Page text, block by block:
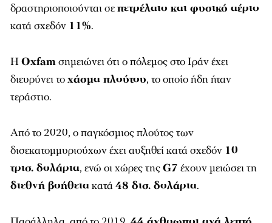
δραστηριοποιούνται σεπετρέλαιο και φυσικό αέριο
κατά σχεδόν 11%.
ΗOxfamσημειώνει ότι ο πόλεμος στο Ιράν έχει
διευρύνει τοχάσμα πλούτου, το οποίο ήδη ήταν
τεράστιο.
Από το 2020, ο παγκόσμιος πλούτος των
δισεκατομμυριούχων έχει αυξηθεί κατά σχεδόν 10
τρισ. δολάρια, ενώ οι χώρες τηςG7 έχουν μειώσει τη
διεθνή βοήθειακατά48 δισ. δολάρια.